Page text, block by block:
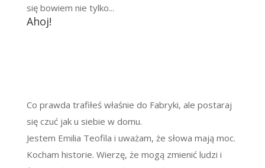
się bowiem nie tylko...
Ahoj!
Co prawda trafiłeś właśnie do Fabryki, ale postaraj
się czuć jak u siebie w domu.
Jestem Emilia Teofila i uważam, że słowa mają moc.
Kocham historie. Wierzę, że mogą zmienić ludzi i